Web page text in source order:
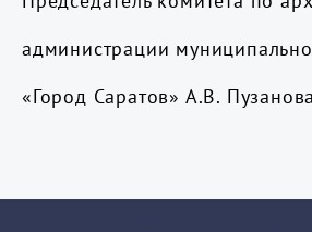
администрации
«Город Саратов» А.В. Пузанова